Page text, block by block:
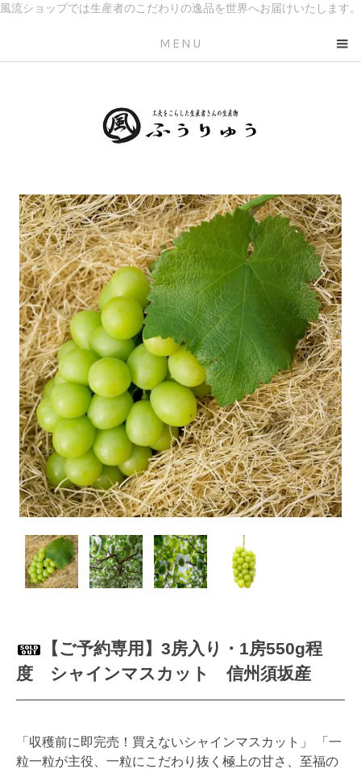
風流ショップでは生産者のこだわりの逸品を世界へお届けいたします。
MENU
【ご予約専用】3房入り・1房550g程
度 シャインマスカット 信州須坂産
「収穫前に即完売！買えないシャインマスカット」 「一
粒一粒が主役、一粒にこだわり抜く極上の甘さ、至福の